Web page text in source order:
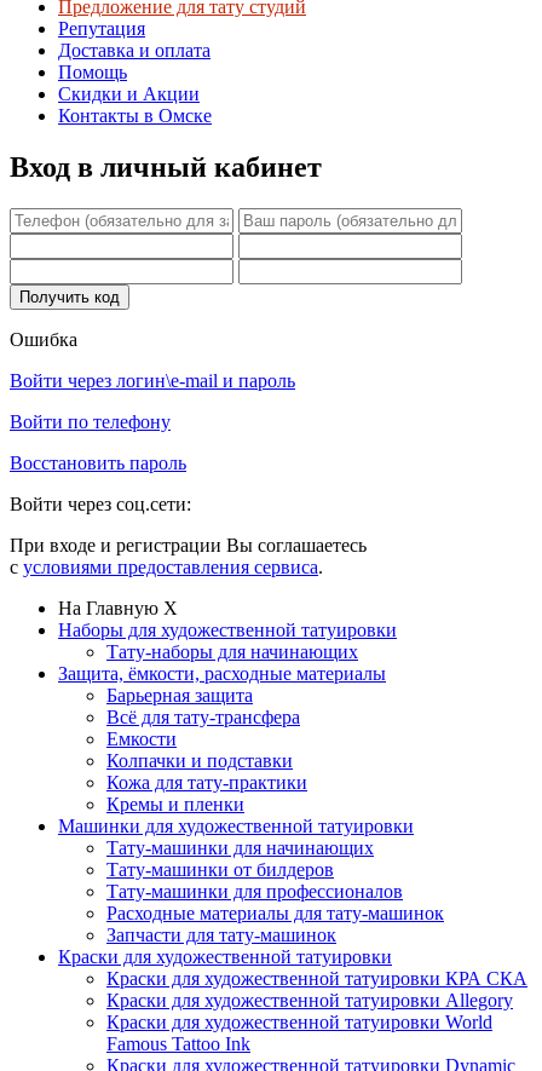
Предложение для тату студий
Репутация
Доставка и оплата
Помощь
Скидки и Акции
Контакты в Омске
Вход в личный кабинет
Ошибка
Войти через логин\e-mail и пароль
Войти по телефону
Восстановить пароль
Войти через соц.сети:
При входе и регистрации Вы соглашаетесь
с условиями предоставления сервиса.
На Главную X
Наборы для художественной татуировки
Тату-наборы для начинающих
Защита, ёмкости, расходные материалы
Барьерная защита
Всё для тату-трансфера
Емкости
Колпачки и подставки
Кожа для тату-практики
Кремы и пленки
Машинки для художественной татуировки
Тату-машинки для начинающих
Тату-машинки от билдеров
Тату-машинки для профессионалов
Расходные материалы для тату-машинок
Запчасти для тату-машинок
Краски для художественной татуировки
Краски для художественной татуировки КРА СКА
Краски для художественной татуировки Allegory
Краски для художественной татуировки World
Famous Tattoo Ink
Краски для художественной татуировки Dynamic